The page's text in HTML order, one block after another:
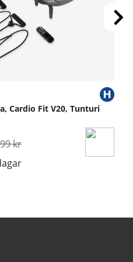
Cardio Fit V20, Tunturi
pris:
kr